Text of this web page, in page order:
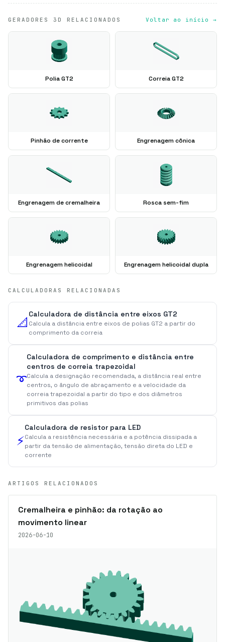
GERADORES 3D RELACIONADOS Voltar ao início →
Polia GT2 Correia GT2
Pinhão de corrente Engrenagem cônica
Engrenagem de cremalheira Rosca sem-fim
Engrenagem helicoidal Engrenagem helicoidal dupla
CALCULADORAS RELACIONADAS
📐
Calculadora de distância entre eixos GT2
Calcula a distância entre eixos de polias GT2 a partir do
comprimento da correia
➰
Calculadora de comprimento e distância entre
centros de correia trapezoidal
Calcula a designação recomendada, a distância real entre
centros, o ângulo de abraçamento e a velocidade da
correia trapezoidal a partir do tipo e dos diâmetros
primitivos das polias
⚡
Calculadora de resistor para LED
Calcula a resistência necessária e a potência dissipada a
partir da tensão de alimentação, tensão direta do LED e
corrente
ARTIGOS RELACIONADOS
Cremalheira e pinhão: da rotação ao
movimento linear
2026-06-10